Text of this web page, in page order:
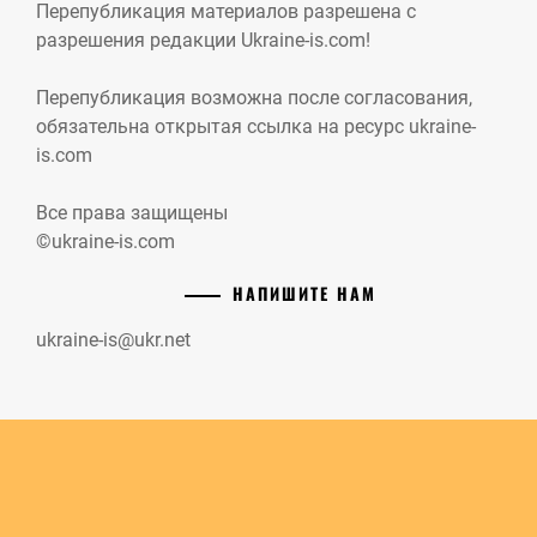
Перепубликация материалов разрешена с
разрешения редакции Ukraine-is.com!
Перепубликация возможна после согласования,
обязательна открытая ссылка на ресурс ukraine-
is.com
Все права защищены
©ukraine-is.com
НАПИШИТЕ НАМ
ukraine-is@ukr.net